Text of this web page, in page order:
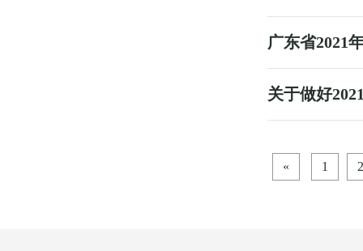
广东省2021
关于做好
« 1 2